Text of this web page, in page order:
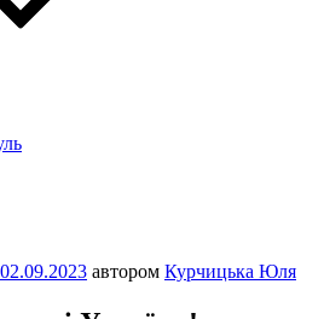
02.09.2023 автором Курчицька Юля